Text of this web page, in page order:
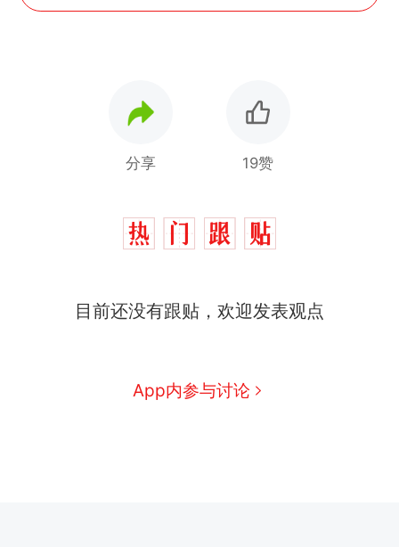
分享 19赞
目前还没有跟贴，欢迎发表观点
App内参与讨论